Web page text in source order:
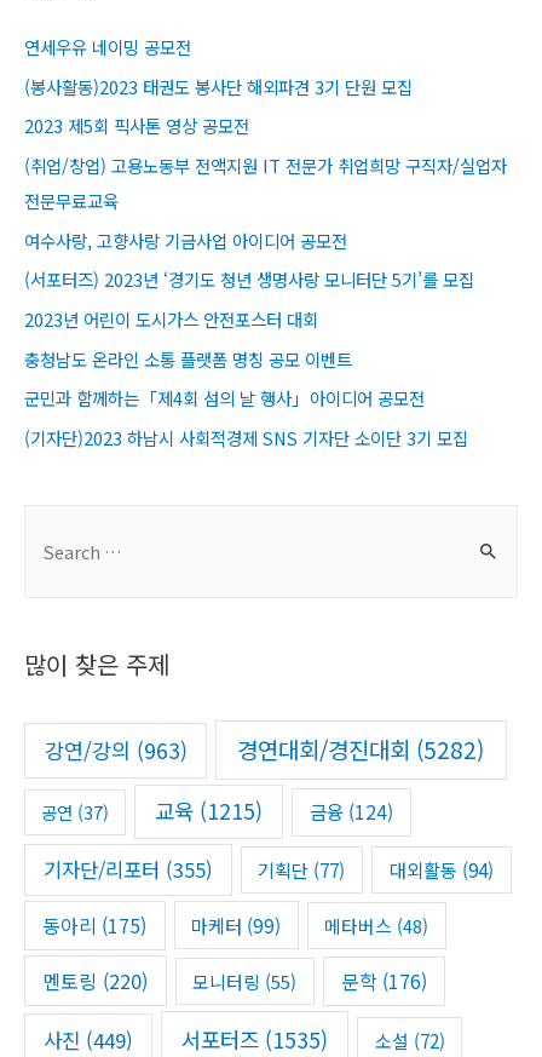
연세우유 네이밍 공모전
(봉사활동)2023 태권도 봉사단 해외파견 3기 단원 모집
2023 제5회 픽사톤 영상 공모전
(취업/창업) 고용노동부 전액지원 IT 전문가 취업희망 구직자/실업자
전문무료교육​
여수사랑, 고향사랑 기금사업 아이디어 공모전
(서포터즈) 2023년 ‘경기도 청년 생명사랑 모니터단 5기’를 모집
2023년 어린이 도시가스 안전포스터 대회
충청남도 온라인 소통 플랫폼 명칭 공모 이벤트
군민과 함께하는「제4회 섬의 날 행사」아이디어 공모전
(기자단)2023 하남시 사회적경제 SNS 기자단 소이단 3기 모집
c
f
:
많이 찾은 주제
강연/강의 (963) 경연대회/경진대회 (5282)
공연 (37) 교육(1215) 금융(124)
기자단/리포터 (355) 기획단 (77) 대외활동 (94)
동아리 (175) 마케터 (99) 메타버스 (48)
멘토링 (220) 모니터링 (55) 문학(176)
사진 (449) 서포터즈 (1535) 소설 (72)